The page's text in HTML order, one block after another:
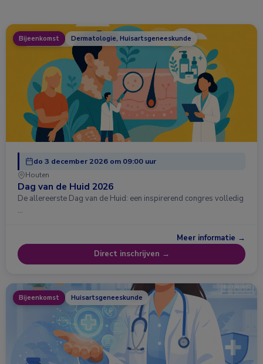
Bijeenkomst Dermatologie, Huisartsgeneeskunde
do 3 december 2026 om 09:00 uur
Houten
Dag van de Huid 2026
De allereerste Dag van de Huid: een inspirerend congres volledig
…
Meer informatie →
Direct inschrijven →
Bijeenkomst Huisartsgeneeskunde